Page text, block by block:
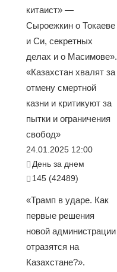
китаист» —
Сыроежкин о Токаеве
и Си, секретных
делах и о Масимове».
«Казахстан хвалят за
отмену смертной
казни и критикуют за
пытки и ограничения
свобод»
24.01.2025 12:00
День за днем
145 (42489)
«Трамп в ударе. Как
первые решения
новой администрации
отразятся на
Казахстане?».